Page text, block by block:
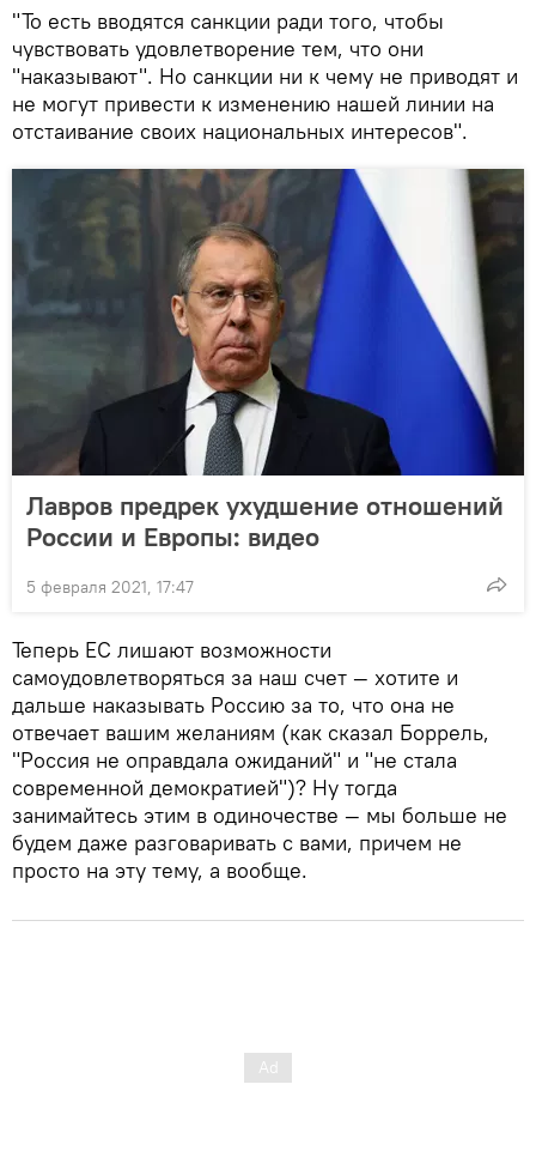
"То есть вводятся санкции ради того, чтобы
чувствовать удовлетворение тем, что они
"наказывают". Но санкции ни к чему не приводят и
не могут привести к изменению нашей линии на
отстаивание своих национальных интересов".
Лавров предрек ухудшение отношений
России и Европы: видео
5 февраля 2021, 17:47
Теперь ЕС лишают возможности
самоудовлетворяться за наш счет — хотите и
дальше наказывать Россию за то, что она не
отвечает вашим желаниям (как сказал Боррель,
"Россия не оправдала ожиданий" и "не стала
современной демократией")? Ну тогда
занимайтесь этим в одиночестве — мы больше не
будем даже разговаривать с вами, причем не
просто на эту тему, а вообще.